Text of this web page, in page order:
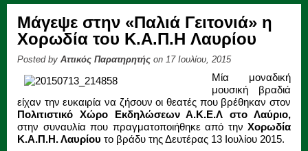
Μάγεψε στην «Παλιά Γειτονιά» η
Χορωδία του Κ.Α.Π.Η Λαυρίου
Posted by Αττικός Παρατηρητής on 17 Ιουλίου, 2015
Μία μοναδική
μουσική βραδιά
είχαν την ευκαιρία να ζήσουν οι θεατές που βρέθηκαν στον
Πολιτιστικό Χώρο Εκδηλώσεων Α.Κ.Ε.Λ στο Λαύριο,
στην συναυλία που πραγματοποιήθηκε από την Χορωδία
Κ.Α.Π.Η. Λαυρίου το βράδυ της Δευτέρας 13 Ιουλίου 2015.